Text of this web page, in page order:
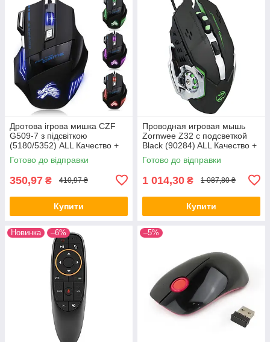
Дротова ігрова мишка CZF
G509-7 з підсвіткою
(5180/5352) ALL Качество +
8281
Готово до відправки
350,97 ₴ 410,97 ₴
Купити
Проводная игровая мышь
Zornwee Z32 с подсветкой
Black (90284) ALL Качество +
1229
Готово до відправки
1 014,30 ₴ 1 087,80 ₴
Купити
Новинка –6% –5%